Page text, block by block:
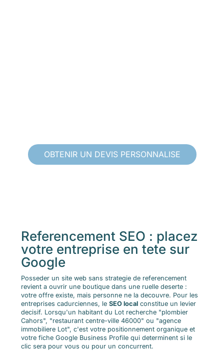
OBTENIR UN DEVIS PERSONNALISE
Referencement SEO : placez
votre entreprise en tete sur
Google
Posseder un site web sans strategie de referencement
revient a ouvrir une boutique dans une ruelle deserte :
votre offre existe, mais personne ne la decouvre. Pour les
entreprises cadurciennes, leSEO local constitue un levier
decisif. Lorsqu'un habitant du Lot recherche "plombier
Cahors", "restaurant centre-ville 46000" ou "agence
immobiliere Lot", c'est votre positionnement organique et
votre fiche Google Business Profile qui determinent si le
clic sera pour vous ou pour un concurrent.